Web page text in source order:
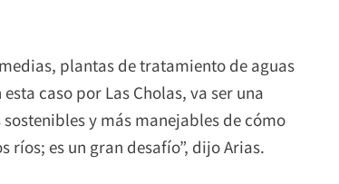
plantas de tratamiento de aguas
caso por Las Cholas, va ser una
y más manejables de cómo
es un gran desafío”, dijo Arias.